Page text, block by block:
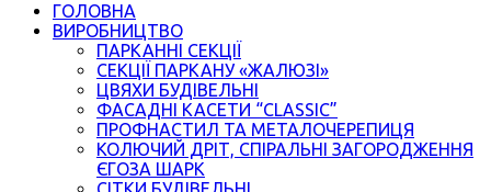
ГОЛОВНА
ВИРОБНИЦТВО
ПАРКАННІ СЕКЦІЇ
СЕКЦІЇ ПАРКАНУ «ЖАЛЮЗІ»
ЦВЯХИ БУДІВЕЛЬНІ
ФАСАДНІ КАСЕТИ “CLASSIC”
ПРОФНАСТИЛ ТА МЕТАЛОЧЕРЕПИЦЯ
КОЛЮЧИЙ ДРІТ, СПІРАЛЬНІ ЗАГОРОДЖЕННЯ
ЄГОЗА ШАРК